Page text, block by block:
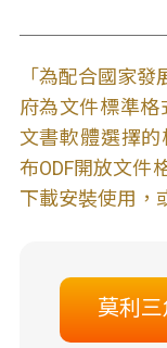
「為配合國家
府為文件標準
文書軟體選擇
布ODF開放文件
下載安裝使用，
莫利